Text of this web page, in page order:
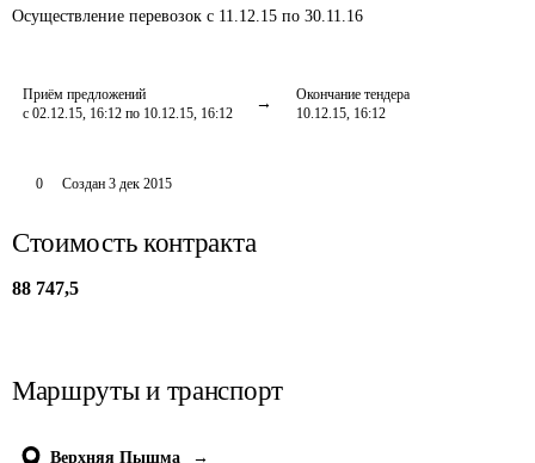
Осуществление перевозок с 11.12.15 по 30.11.16
Приём предложений
с 02.12.15, 16:12 по 10.12.15, 16:12
Окончание тендера
10.12.15, 16:12
0 Создан 3 дек 2015
Стоимость контракта
88 747,5
Маршруты и транспорт
Верхняя Пышма →